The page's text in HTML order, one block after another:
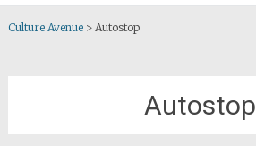
Culture Avenue> Autostop
Autostop